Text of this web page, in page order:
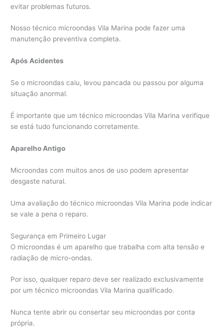
evitar problemas futuros.
Nosso técnico microondas Vila Marina pode fazer uma
manutenção preventiva completa.
Após Acidentes
Se o microondas caiu, levou pancada ou passou por alguma
situação anormal.
É importante que um técnico microondas Vila Marina verifique
se está tudo funcionando corretamente.
Aparelho Antigo
Microondas com muitos anos de uso podem apresentar
desgaste natural.
Uma avaliação do técnico microondas Vila Marina pode indicar
se vale a pena o reparo.
Segurança em Primeiro Lugar
O microondas é um aparelho que trabalha com alta tensão e
radiação de micro-ondas.
Por isso, qualquer reparo deve ser realizado exclusivamente
por um técnico microondas Vila Marina qualificado.
Nunca tente abrir ou consertar seu microondas por conta
própria.